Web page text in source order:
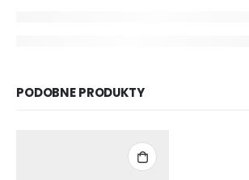
PODOBNE PRODUKTY